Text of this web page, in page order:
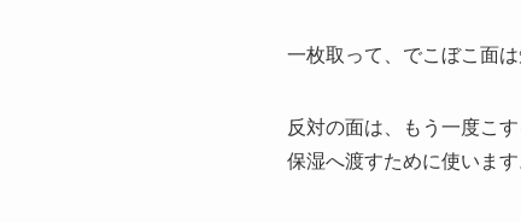
一枚取って、でこぼこ面は
反対の面は、もう一度こす
保湿へ渡すために使います